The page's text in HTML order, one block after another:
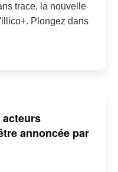
trace, la nouvelle
Plongez dans
acteurs
annoncée par